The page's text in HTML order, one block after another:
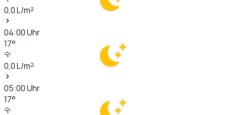
0,0L/m²
04:00Uhr
17°
0,0L/m²
05:00Uhr
17°